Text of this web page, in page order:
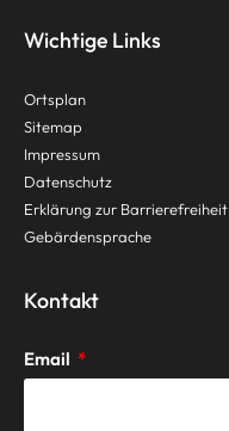
Wichtige Links
Ortsplan
Sitemap
Impressum
Datenschutz
Erklärung zur Barrierefreiheit
Gebärdensprache
Kontakt
Email